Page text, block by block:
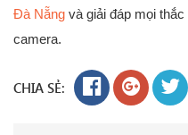
Đà Nẵng và giải đáp mọi
camera.
CHIA SẺ: